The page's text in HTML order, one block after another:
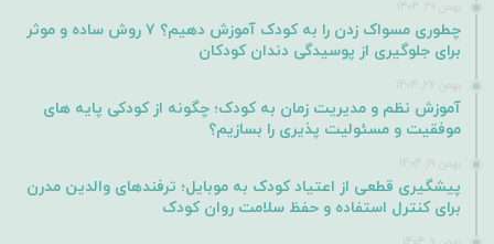
بهمن 29, 1404
چطوری مسواک زدن را به کودک آموزش دهیم؟ ۷ روش ساده و موثر
برای جلوگیری از پوسیدگی دندان کودکان
بهمن 27, 1404
آموزش نظم و مدیریت زمان به کودک؛ چگونه از کودکی پایه های
موفقیت و مسئولیت پذیری را بسازیم؟
بهمن 19, 1404
پیشگیری قطعی از اعتیاد کودک به موبایل؛ ترفندهای والدین مدرن
برای کنترل استفاده و حفظ سلامت روان کودک